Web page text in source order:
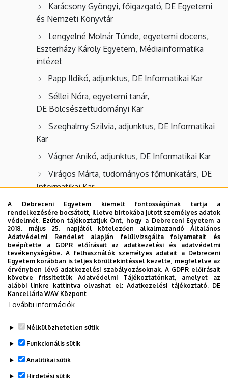
Karácsony Gyöngyi, főigazgató, DE Egyetemi
és Nemzeti Könyvtár
Lengyelné Molnár Tünde, egyetemi docens,
Eszterházy Károly Egyetem, Médiainformatika
intézet
Papp Ildikó, adjunktus, DE Informatikai Kar
Séllei Nóra, egyetemi tanár,
DE Bölcsészettudományi Kar
Szeghalmy Szilvia, adjunktus, DE Informatikai
Kar
Vágner Anikó, adjunktus, DE Informatikai Kar
Virágos Márta, tudományos főmunkatárs, DE
Informatikai Kar
Zichar Marianna, egyetemi docens, DE
Informatikai Kar
Legutóbbi frissítés: 2023. 02. 23. 11:47
A Debreceni Egyetem kiemelt fontosságúnak tartja a
rendelkezésére bocsátott, illetve birtokába jutott személyes adatok
védelmét. Ezúton tájékoztatjuk Önt, hogy a Debreceni Egyetem a
2018. május 25. napjától kötelezően alkalmazandó Általános
Adatvédelmi Rendelet alapján felülvizsgálta folyamatait és
beépítette a GDPR előírásait az adatkezelési és adatvédelmi
tevékenységébe. A felhasználók személyes adatait a Debreceni
Egyetem korábban is teljes körültekintéssel kezelte, megfelelve az
érvényben lévő adatkezelési szabályozásoknak. A GDPR előírásait
követve frissítettük Adatvédelmi Tájékoztatónkat, amelyet az
alábbi linkre kattintva olvashat el:Adatkezelési tájékoztató. DE
Kancellária WAV Központ
További információk
Nélkülözhetetlen sütik
Funkcionális sütik
Analitikai sütik
Hirdetési sütik